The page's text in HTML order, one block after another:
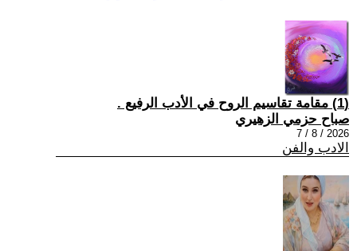
(1) مقامة تقاسيم الروح في الأدب الرفيع .
صباح حزمي الزهيري
2026 / 8 / 7
الادب والفن